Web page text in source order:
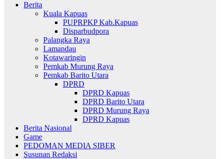
Berita
Kuala Kapuas
PUPRPKP Kab.Kapuas
Disparbudpora
Palangka Raya
Lamandau
Kotawaringin
Pemkab Murung Raya
Pemkab Barito Utara
DPRD
DPRD Kapuas
DPRD Barito Utara
DPRD Murung Raya
DPRD Kapuas
Berita Nasional
Game
PEDOMAN MEDIA SIBER
Susunan Redaksi